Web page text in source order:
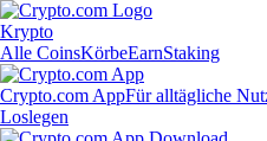
Krypto
Alle CoinsKörbeEarnStaking
Crypto.com AppFür alltägliche
Loslegen